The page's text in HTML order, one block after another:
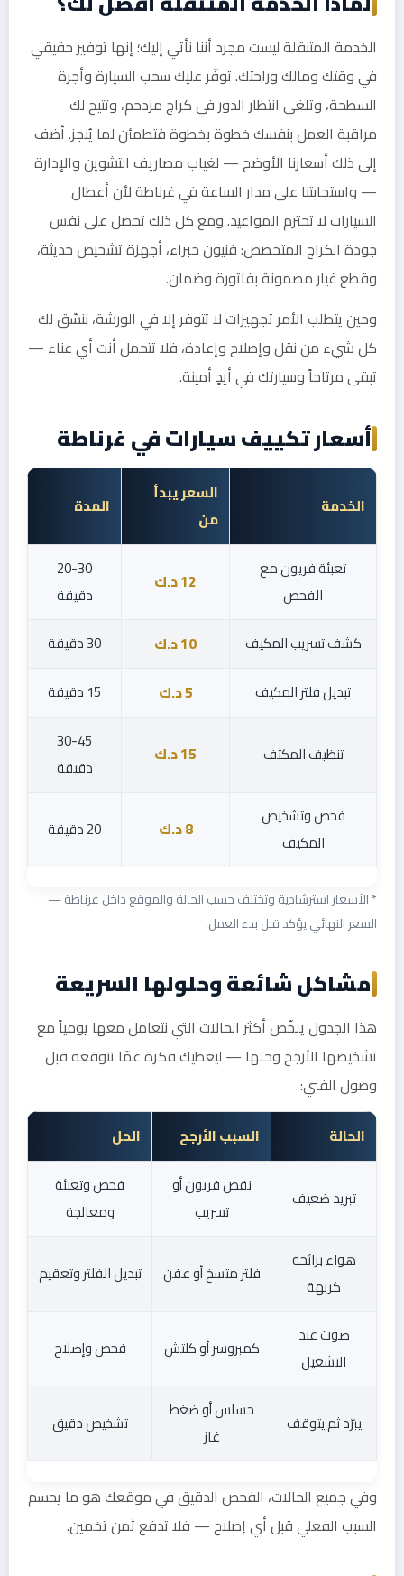
الخدمة المتنقلة ليست مجرد أننا نأتي إليك؛ إنها توفير حقيقي
في وقتك ومالك وراحتك. توفّر عليك سحب السيارة وأجرة
السطحة، وتلغي انتظار الدور في كراج مزدحم، وتتيح لك
مراقبة العمل بنفسك خطوة بخطوة فتطمئن لما يُنجز. أضف
إلى ذلك أسعارنا الأوضح — لغياب مصاريف التشوين والإدارة
— واستجابتنا على مدار الساعة في غرناطة لأن أعطال
السيارات لا تحترم المواعيد. ومع كل ذلك تحصل على نفس
جودة الكراج المتخصص: فنيون خبراء، أجهزة تشخيص حديثة،
وقطع غيار مضمونة بفاتورة وضمان.
وحين يتطلب الأمر تجهيزات لا تتوفر إلا في الورشة، ننسّق لك
كل شيء من نقل وإصلاح وإعادة، فلا تتحمل أنت أي عناء —
تبقى مرتاحاً وسيارتك في أيدٍ أمينة.
أسعار تكييف سيارات في غرناطة
الخدمة
السعر يبدأ
من
المدة
تعبئة فريون مع
الفحص
12 د.ك
20-30
دقيقة
كشف تسريب المكيف
10 د.ك
30 دقيقة
تبديل فلتر المكيف
5 د.ك 15 دقيقة
تنظيف المكثف 15 د.ك
30-45
دقيقة
فحص وتشخيص
المكيف
8 د.ك 20 دقيقة
* الأسعار استرشادية وتختلف حسب الحالة والموقع داخل غرناطة —
السعر النهائي يؤكد قبل بدء العمل.
مشاكل شائعة وحلولها السريعة
هذا الجدول يلخّص أكثر الحالات التي نتعامل معها يومياً مع
تشخيصها الأرجح وحلها — ليعطيك فكرة عمّا تتوقعه قبل
وصول الفني:
الحالة السبب الأرجح الحل
تبريد ضعيف
نقص فريون أو
تسريب
فحص وتعبئة
ومعالجة
هواء برائحة
كريهة
فلتر متسخ أو عفن تبديل الفلتر وتعقيم
صوت عند
التشغيل
كمبروسر أو كلتش فحص وإصلاح
يبرّد ثم يتوقف
حساس أو ضغط
غاز
تشخيص دقيق
وفي جميع الحالات، الفحص الدقيق في موقعك هو ما يحسم
السبب الفعلي قبل أي إصلاح — فلا تدفع ثمن تخمين.